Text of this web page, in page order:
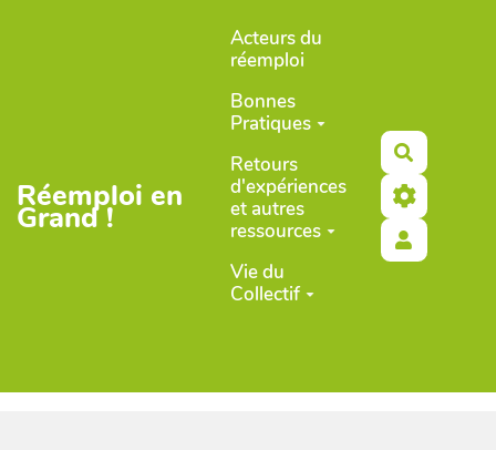
Aller au contenu principal
Réemploi en
Grand !
Acteurs du
réemploi
Bonnes
Pratiques
Retours
d'expériences
et autres
ressources
Vie du
Collectif